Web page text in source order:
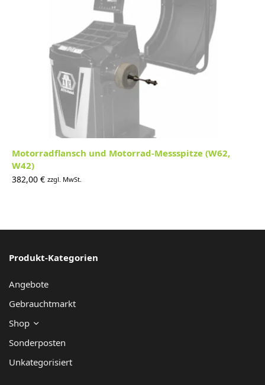
Motorradflansch und Motorrad-Messspitze (W62,
W42)
382,00 € zzgl. MwSt.
Produkt-Kategorien
Angebote
Gebrauchtmarkt
Shop
Sonderposten
Unkategorisiert